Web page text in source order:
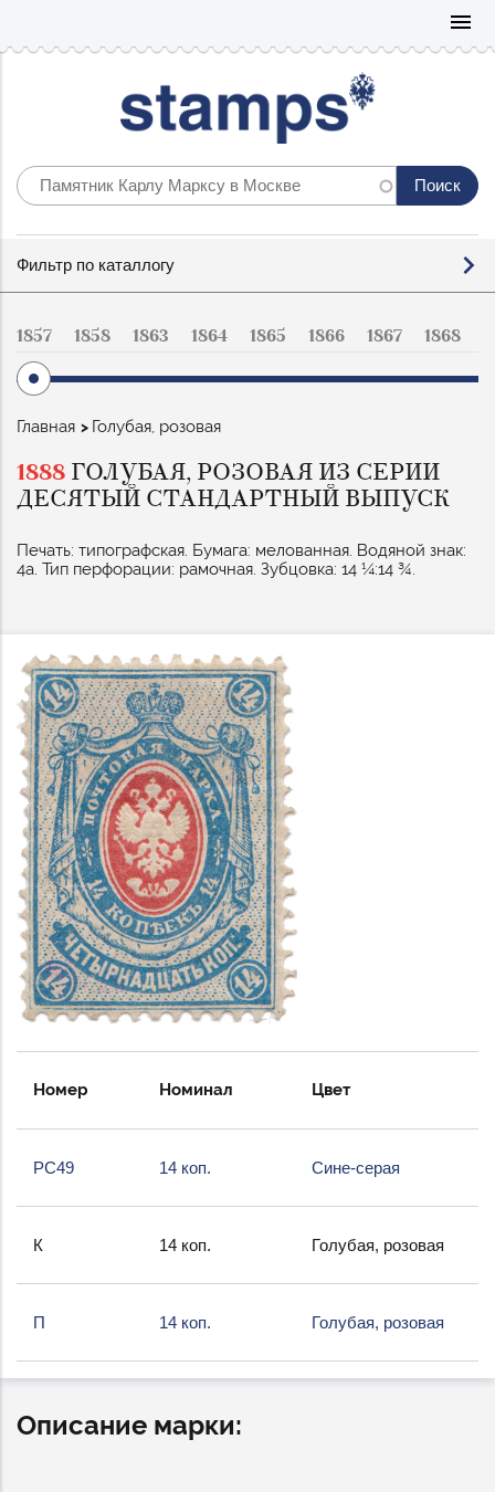
menu
по
Фильтр по каталлогу
1857 1858 1863 1864 1865 1866 1867 1868
Строка
Главная Голубая, розовая
1888 ГОЛУБАЯ, РОЗОВАЯ ИЗ СЕРИИ
ДЕСЯТЫЙ СТАНДАРТНЫЙ ВЫПУСК
Печать: типографская. Бумага: мелованная. Водяной знак:
4а. Тип перфорации: рамочная. Зубцовка: 14 ¼:14 ¾.
Номер Номинал Цвет
РС49 14 коп. Сине-серая
К 14 коп. Голубая, розовая
П 14 коп. Голубая, розовая
Описание марки: